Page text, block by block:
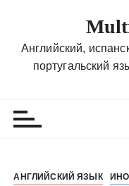
Английский,
португальский
АНГЛИЙСКИЙ ЯЗЫК